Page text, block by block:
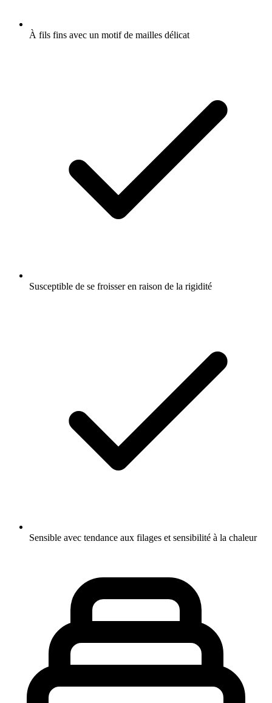
À fils fins avec un motif de mailles délicat
Susceptible de se froisser en raison de la rigidité
Sensible avec tendance aux filages et sensibilité à la chaleur